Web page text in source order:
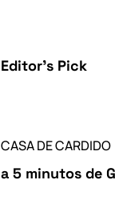
Editor's Pick
CASA DE CARDIDO
a 5 minutos de